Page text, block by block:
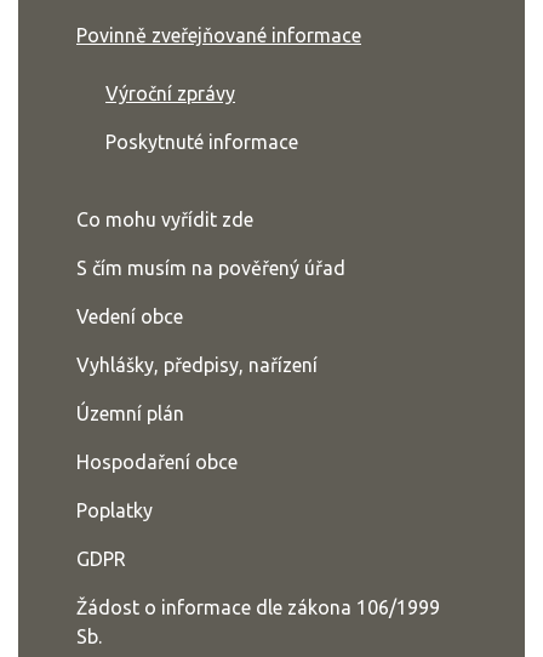
Povinně zveřejňované informace
Výroční zprávy
Poskytnuté informace
Co mohu vyřídit zde
S čím musím na pověřený úřad
Vedení obce
Vyhlášky, předpisy, nařízení
Územní plán
Hospodaření obce
Poplatky
GDPR
Žádost o informace dle zákona 106/1999
Sb.